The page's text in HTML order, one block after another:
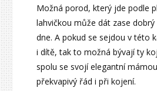
Možná porod, který jde podle
lahvičkou může dát zase
dne. A pokud se sejdou v této
i dítě, tak to možná bývají ty
spolu se svojí elegantní
překvapivý řád i při kojení.